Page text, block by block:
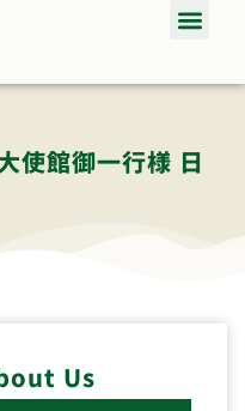
使館御一行様 日
Us